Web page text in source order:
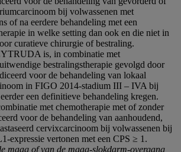
bij volwassenen met
of na eerdere behandeling met een
in welke setting dan ook en die niet in
curatieve chirurgie of bestraling.
is, in combinatie met
bestralingstherapie gevolgd door
voor de behandeling van lokaal
in FIGO 2014-stadium III – IVA bij
een definitieve behandeling kregen.
met chemotherapie met of zonder
voor de behandeling van aanhoudend,
cervixcarcinoom bij volwassenen bij
expressie vertonen met een CPS ≥ 1.
maag of van de maag-slokdarm-overgang